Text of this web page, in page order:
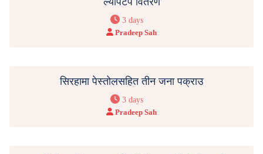
3 days
Pradeep Sah
सिरहामा पेस्तोलसहित तीन जना पक्राउ
3 days
Pradeep Sah